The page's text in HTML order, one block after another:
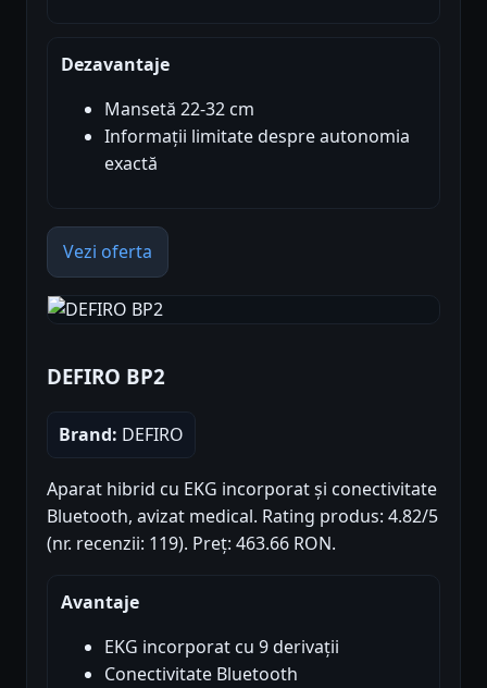
Dezavantaje
Mansetă 22-32 cm
Informații limitate despre autonomia
exactă
Vezi oferta
DEFIRO BP2
Brand: DEFIRO
Aparat hibrid cu EKG incorporat și conectivitate
Bluetooth, avizat medical. Rating produs: 4.82/5
(nr. recenzii: 119). Preț: 463.66 RON.
Avantaje
EKG incorporat cu 9 derivații
Conectivitate Bluetooth